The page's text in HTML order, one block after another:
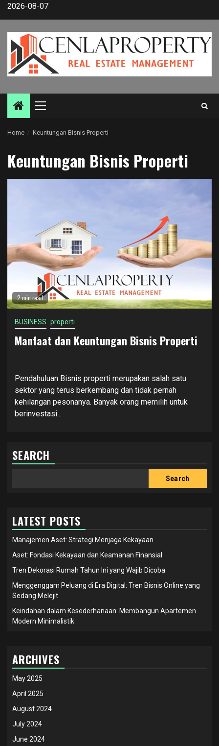
Skip2026-08-07
Primary
Home Keuntungan Bisnis Properti
Keuntungan Bisnis Properti
2 min read
BUSINESS properti
Manfaat dan Keuntungan Bisnis Properti
Pendahuluan Bisnis properti merupakan salah satu
sektor yang terus berkembang dan tidak pernah
kehilangan pesonanya. Banyak orang memilih untuk
berinvestasi...
SEARCH
Search
LATEST POSTS
Manajemen Aset: Strategi Menjaga Kekayaan
Aset: Fondasi Kekayaan dan Keamanan Finansial
Tren Dekorasi Rumah Tahun Ini yang Wajib Dicoba
Menggenggam Peluang di Era Digital: Tren Bisnis Online yang
Sedang Melejit
Keindahan dalam Kesederhanaan: Membangun Apartemen
Modern Minimalistik
ARCHIVES
May 2025
April 2025
August 2024
July 2024
June 2024